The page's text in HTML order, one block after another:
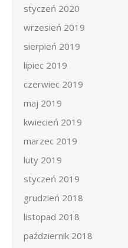
styczeń 2020
wrzesień 2019
sierpień 2019
lipiec 2019
czerwiec 2019
maj 2019
kwiecień 2019
marzec 2019
luty 2019
styczeń 2019
grudzień 2018
listopad 2018
październik 2018